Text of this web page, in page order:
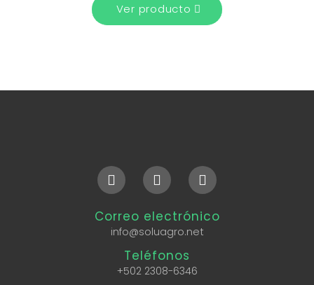
Ver producto
Correo electrónico
info@soluagro.net
Teléfonos
+502 2308-6346